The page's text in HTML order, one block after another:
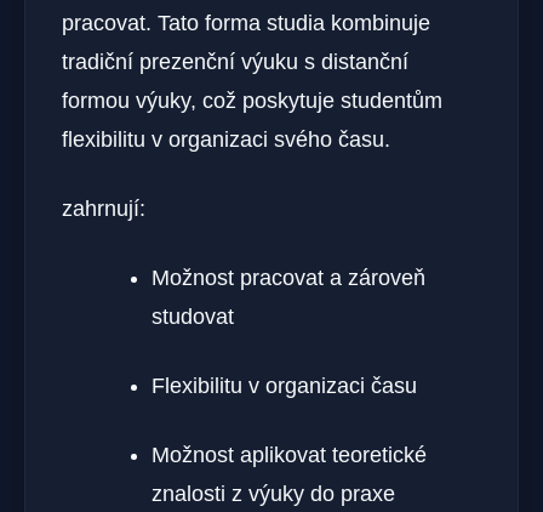
pracovat. Tato forma studia kombinuje
tradiční prezenční výuku s distanční
formou výuky, což poskytuje studentům
flexibilitu v organizaci svého času.
zahrnují:
Možnost pracovat a zároveň
studovat
Flexibilitu v organizaci času
Možnost aplikovat teoretické
znalosti z výuky do praxe